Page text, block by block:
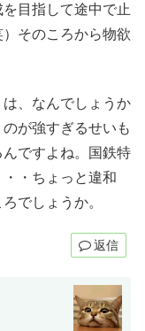
目指して途中で止
そのころから物欲
、なんでしょうか
が強すぎるせいも
ですよね。国鉄特
・ちょっと違和
でしょうか。
返信